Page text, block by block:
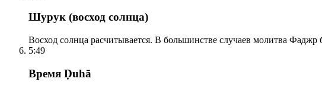
Шурук (восход солнца)
Восход солнца расчитывается. В большинстве случаев молитва
5:49
Время Ḍuhā